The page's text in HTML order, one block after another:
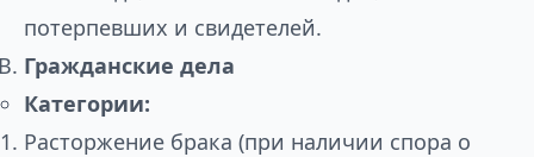
потерпевших и свидетелей.
Гражданские дела
Категории:
Расторжение брака (при наличии спора о